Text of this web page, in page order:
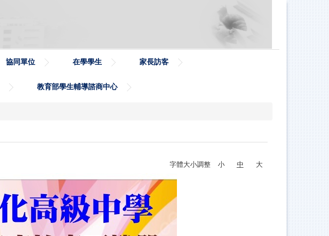
協同單位 在學學生 家長訪客
教育部學生輔導諮商中心
字體大小調整 小 中 大